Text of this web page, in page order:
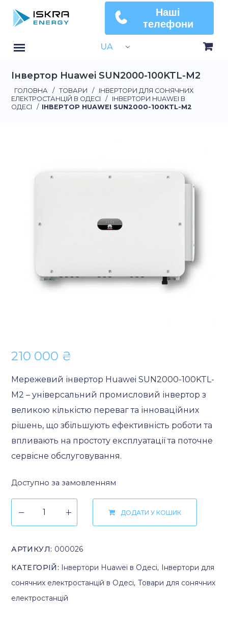
Наші
телефони
UA
Інвертор Huawei SUN2000-100KTL-M2
ГОЛОВНА / ТОВАРИ /
ІНВЕРТОРИ ДЛЯ СОНЯЧНИХ
ЕЛЕКТРОСТАНЦІЙ В ОДЕСІ
/
ІНВЕРТОРИ HUAWEI В
ОДЕСІ
/ ІНВЕРТОР HUAWEI SUN2000-100KTL-M2
210 000 ₴
Мережевий інвертор Huawei SUN2000-100KTL-
M2 – універсальний промисловий інвертор з
великою кількістю переваг та інноваційних
рішень, що збільшують ефективність роботи та
впливають на простоту експлуатації та поточне
сервісне обслуговування.
Доступно за замовленням
ДОДАТИ У КОШИК
АРТИКУЛ: 000026
КАТЕГОРІЙ: Інвертори Huawei в Одесі, Інвертори для
сонячних електростанцій в Одесі,Товари для сонячних
електростанцій